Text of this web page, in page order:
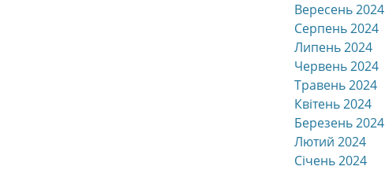
Вересень 2024
Серпень 2024
Липень 2024
Червень 2024
Травень 2024
Квітень 2024
Березень 2024
Лютий 2024
Січень 2024